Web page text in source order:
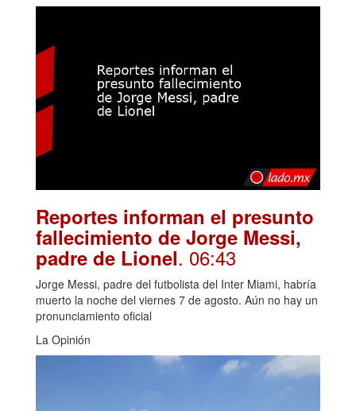
Reportes informan el presunto
fallecimiento de Jorge Messi,
padre de Lionel. 06:43
Jorge Messi, padre del futbolista del Inter Miami, habría
muerto la noche del viernes 7 de agosto. Aún no hay un
pronunciamiento oficial
La Opinión